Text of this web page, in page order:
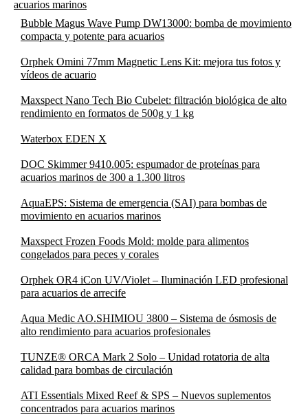
acuarios marinos
Bubble Magus Wave Pump DW13000: bomba de movimiento
compacta y potente para acuarios
Orphek Omini 77mm Magnetic Lens Kit: mejora tus fotos y
vídeos de acuario
Maxspect Nano Tech Bio Cubelet: filtración biológica de alto
rendimiento en formatos de 500g y 1 kg
Waterbox EDEN X
DOC Skimmer 9410.005: espumador de proteínas para
acuarios marinos de 300 a 1.300 litros
AquaEPS: Sistema de emergencia (SAI) para bombas de
movimiento en acuarios marinos
Maxspect Frozen Foods Mold: molde para alimentos
congelados para peces y corales
Orphek OR4 iCon UV/Violet – Iluminación LED profesional
para acuarios de arrecife
Aqua Medic AO.SHIMIOU 3800 – Sistema de ósmosis de
alto rendimiento para acuarios profesionales
TUNZE® ORCA Mark 2 Solo – Unidad rotatoria de alta
calidad para bombas de circulación
ATI Essentials Mixed Reef & SPS – Nuevos suplementos
concentrados para acuarios marinos